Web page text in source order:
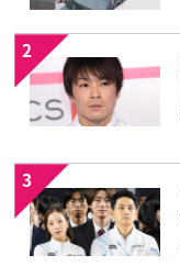
2
3